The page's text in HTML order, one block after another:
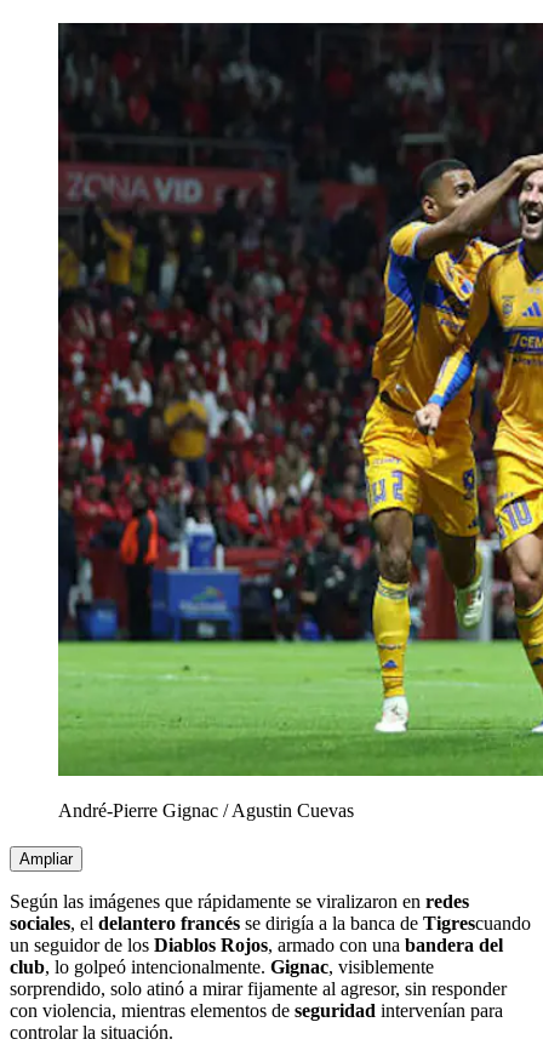
André-Pierre Gignac /Agustin Cuevas
Ampliar
Según las imágenes que rápidamente se viralizaron en redes
sociales, el delantero francés se dirigía a la banca de Tigrescuando
un seguidor de los Diablos Rojos, armado con una bandera del
club, lo golpeó intencionalmente. Gignac, visiblemente
sorprendido, solo atinó a mirar fijamente al agresor, sin responder
con violencia, mientras elementos de seguridad intervenían para
controlar la situación.